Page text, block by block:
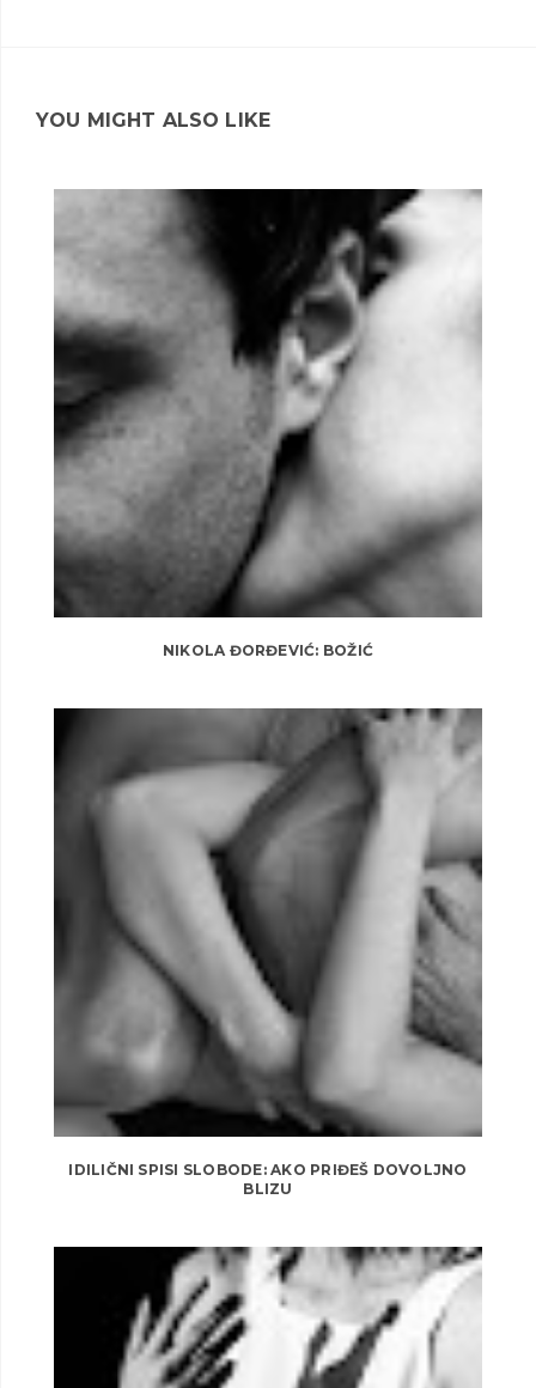
YOU MIGHT ALSO LIKE
NIKOLA ĐORĐEVIĆ: BOŽIĆ
IDILIČNI SPISI SLOBODE: AKO PRIĐEŠ DOVOLJNO
BLIZU